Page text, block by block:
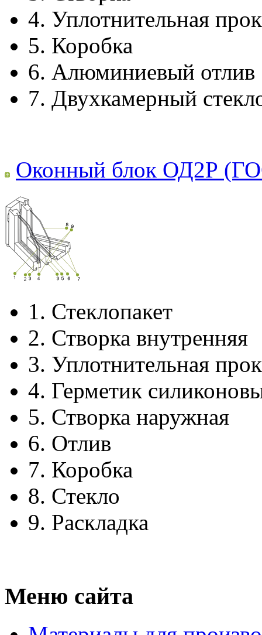
4. Уплотнительная
5. Коробка
6. Алюминиевый отлив
7. Двухкамерный
Оконный блок ОД2Р
1. Стеклопакет
2. Створка внутренняя
3. Уплотнительная
4. Герметик
5. Створка наружная
6. Отлив
7. Коробка
8. Стекло
9. Раскладка
Меню сайта